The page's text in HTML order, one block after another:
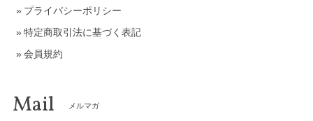
プライバシーポリシー
特定商取引法に基づく表記
会員規約
Mail メルマガ